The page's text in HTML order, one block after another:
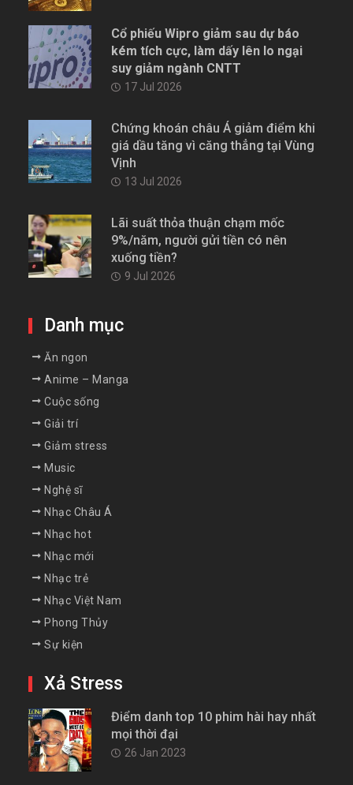
Cổ phiếu Wipro giảm sau dự báo
kém tích cực, làm dấy lên lo ngại
suy giảm ngành CNTT
17 Jul 2026
Chứng khoán châu Á giảm điểm khi
giá dầu tăng vì căng thẳng tại Vùng
Vịnh
13 Jul 2026
Lãi suất thỏa thuận chạm mốc
9%/năm, người gửi tiền có nên
xuống tiền?
9 Jul 2026
Danh mục
Ăn ngon
Anime – Manga
Cuộc sống
Giải trí
Giảm stress
Music
Nghệ sĩ
Nhạc Châu Á
Nhạc hot
Nhạc mới
Nhạc trẻ
Nhạc Việt Nam
Phong Thủy
Sự kiện
Xả Stress
Điểm danh top 10 phim hài hay nhất
mọi thời đại
26 Jan 2023